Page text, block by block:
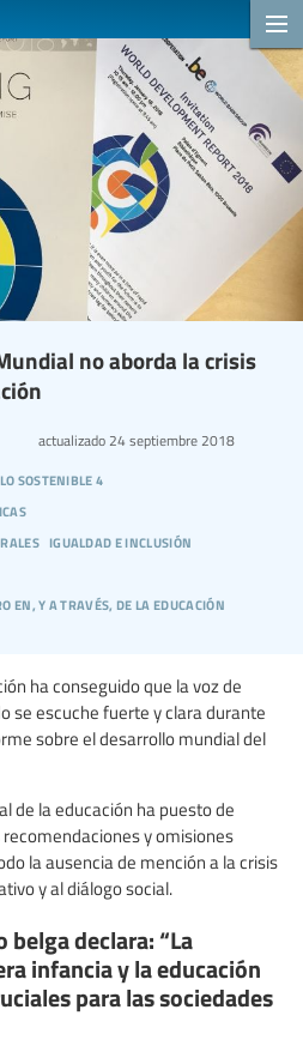
no aborda la crisis
sostenible 4
igualdad e inclusión
en, y a través, de la educación
actualizado24 septiembre 2018
ha conseguido que la voz de
se escuche fuerte y clara durante
sobre el desarrollo mundial del
de la educación ha puesto de
y omisiones
la ausencia de mención a la crisis
y al diálogo social.
declara: “La
infancia y la educación
para las sociedades